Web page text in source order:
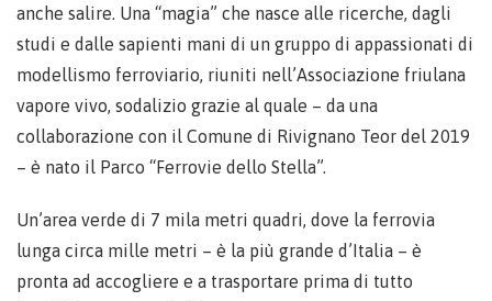
anche salire. Una “magia” che nasce alle ricerche, dagli
studi e dalle sapienti mani di un gruppo di appassionati di
modellismo ferroviario, riuniti nell’Associazione friulana
vapore vivo, sodalizio grazie al quale – da una
collaborazione con il Comune di Rivignano Teor del 2019
– è nato il Parco “Ferrovie dello Stella”.
Un’area verde di 7 mila metri quadri, dove la ferrovia
lunga circa mille metri – è la più grande d’Italia – è
pronta ad accogliere e a trasportare prima di tutto